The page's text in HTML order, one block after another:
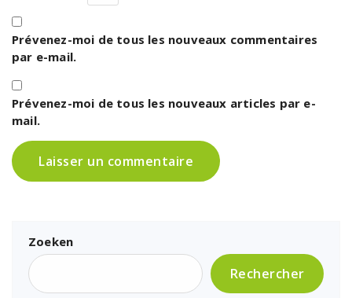
Prévenez-moi de tous les nouveaux commentaires
par e-mail.
Prévenez-moi de tous les nouveaux articles par e-
mail.
Zoeken
Rechercher